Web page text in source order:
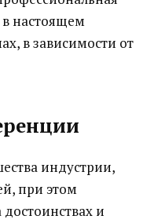
в настоящем
в зависимости от
индустрии,
при этом
и